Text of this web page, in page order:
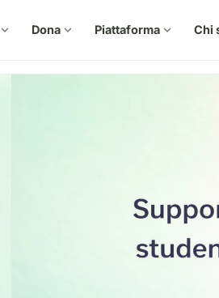
expand_more Dona expand_more Piattaforma expand_more Chi